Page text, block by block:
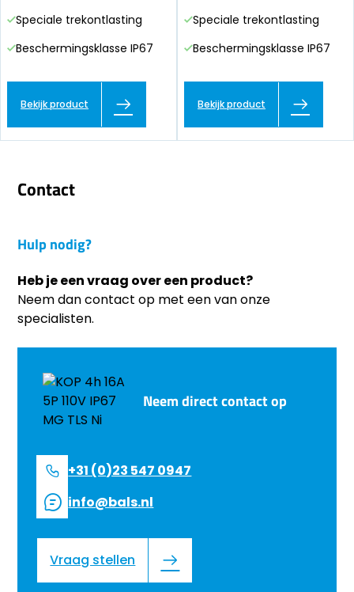
Speciale trekontlasting
Beschermingsklasse IP67
Bekijk product
Speciale trekontlasting
Beschermingsklasse IP67
Bekijk product
Contact
Hulp nodig?
Heb je een vraag over een product?
Neem dan contact op met een van onze
specialisten.
Neem direct contact op
+31 (0)23 547 0947
info@bals.nl
Vraag stellen